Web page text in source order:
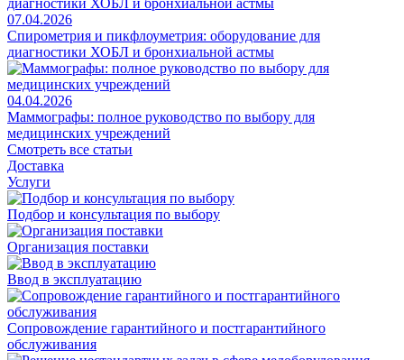
07.04.2026
Спирометрия и пикфлоуметрия: оборудование для
диагностики ХОБЛ и бронхиальной астмы
04.04.2026
Маммографы: полное руководство по выбору для
медицинских учреждений
Смотреть все статьи
Доставка
Услуги
Подбор и консультация по выбору
Организация поставки
Ввод в эксплуатацию
Сопровождение гарантийного и постгарантийного
обслуживания